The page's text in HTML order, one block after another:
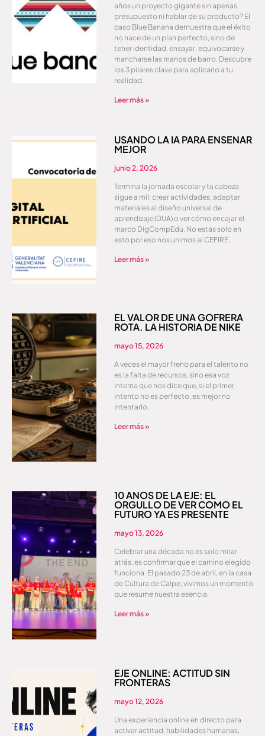
años un proyecto gigante sin apenas
presupuesto ni hablar de su producto? El
caso Blue Banana demuestra que el éxito
no nace de un plan perfecto, sino de
tener identidad, ensayar, equivocarse y
mancharse las manos de barro. Descubre
los 3 pilares clave para aplicarlo a tu
realidad.
Leer más »
USANDO LA IA PARA ENSEÑAR
MEJOR
junio 2, 2026
Termina la jornada escolar y tu cabeza
sigue a mil: crear actividades, adaptar
materiales al diseño universal de
aprendizaje (DUA) o ver cómo encajar el
marco DigCompEdu. No estás solo en
esto por eso nos unimos al CEFIRE.
Leer más »
EL VALOR DE UNA GOFRERA
ROTA. LA HISTORIA DE NIKE
mayo 15, 2026
A veces el mayor freno para el talento no
es la falta de recursos, sino esa voz
interna que nos dice que, si el primer
intento no es perfecto, es mejor no
intentarlo.
Leer más »
10 AÑOS DE LA EJE: EL
ORGULLO DE VER COMO EL
FUTURO YA ES PRESENTE
mayo 13, 2026
Celebrar una década no es solo mirar
atrás, es confirmar que el camino elegido
funciona. El pasado 23 de abril, en la casa
de Cultura de Calpe, vivimos un momento
que resume nuestra esencia.
Leer más »
EJE ONLINE: ACTITUD SIN
FRONTERAS
mayo 12, 2026
Una experiencia online en directo para
activar actitud, habilidades humanas,